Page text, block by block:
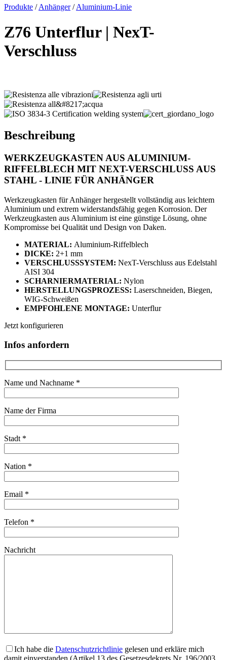
Produkte /Anhänger/Aluminium-Linie
Z76 Unterflur | NexT-
Verschluss
Beschreibung
WERKZEUGKASTEN AUS ALUMINIUM-
RIFFELBLECH MIT NEXT-VERSCHLUSS AUS
STAHL - LINIE FÜR ANHÄNGER
Werkzeugkasten für Anhänger hergestellt vollständig aus leichtem
Aluminium und extrem widerstandsfähig gegen Korrosion. Der
Werkzeugkasten aus Aluminium ist eine günstige Lösung, ohne
Kompromisse bei Qualität und Design von Daken.
MATERIAL: Aluminium-Riffelblech
DICKE: 2+1 mm
VERSCHLUSSSYSTEM: NexT-Verschluss aus Edelstahl
AISI 304
SCHARNIERMATERIAL: Nylon
HERSTELLUNGSPROZESS: Laserschneiden, Biegen,
WIG-Schweißen
EMPFOHLENE MONTAGE: Unterflur
Jetzt konfigurieren
Infos anfordern
Name und Nachname *
Name der Firma
Stadt *
Nation *
Email *
Telefon *
Nachricht
Ich habe die Datenschutzrichtlinie gelesen und erkläre mich
damit einverstanden (Artikel 13 des Gesetzesdekrets Nr. 196/2003